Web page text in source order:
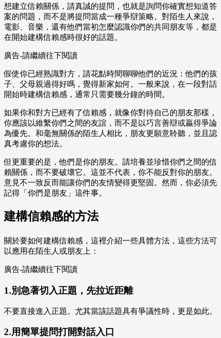
想建立信賴關係，請真誠的提問，也就是詢問你確實想知道答
案的問題，而不是將提問當成一種爭辯策略。對陌生人來說，
電影、音樂，還有他們當初怎麼認識你們的共同朋友等，都是
在開始建構信賴感時很好的話題。
廣告-請繼續往下閱讀
假使你已經熟識對方，請花點時間聊聊他們的近況：他們的孩
子、父母親過得好嗎，覺得新家如何。一般來說，在一段對話
開始時建構信賴感，通常只需要幾分鐘的時間。
如果你和對方已經有了信賴感，就像你對待自己的朋友那樣，
你應該以維繫你們之間的友誼，而不是以巧言善辯或贏得爭論
為優先。和毫無關係的陌生人相比，朋友更願意聆聽，並且認
真考慮你的想法。
但更重要的是，他們是你的朋友。請培養並珍惜你們之間的信
賴關係，而不要破壞它。這並不代表，你不能反對你的朋友。
意見不一致反而能讓你們的友情變得更堅固。然而，你必須先
記得「你們是朋友」這件事。
建構信賴感的方法
關於要如何建構信賴感，這裡介紹一些具體方法，這些方法可
以應用在陌生人或朋友上：
廣告-請繼續往下閱讀
1.別急著切入正題，先拉近距離
不要直接進入正題。尤其當該話題具有爭議性時，更是如此。
2.用簡單提問打開對話入口